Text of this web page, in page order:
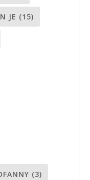
JE (15)
(3)